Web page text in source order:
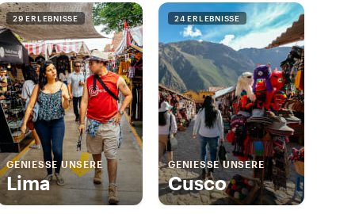
29 ERLEBNISSE
GENIESSE UNSERE
Lima
24 ERLEBNISSE
GENIESSE UNSERE
Cusco